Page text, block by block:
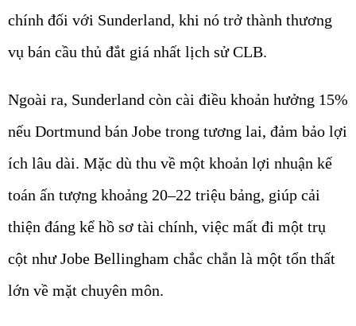
chính đối với Sunderland, khi nó trở thành thương
vụ bán cầu thủ đắt giá nhất lịch sử CLB.
Ngoài ra, Sunderland còn cài điều khoản hưởng 15%
nếu Dortmund bán Jobe trong tương lai, đảm bảo lợi
ích lâu dài. Mặc dù thu về một khoản lợi nhuận kế
toán ấn tượng khoảng 20–22 triệu bảng, giúp cải
thiện đáng kể hồ sơ tài chính, việc mất đi một trụ
cột như Jobe Bellingham chắc chắn là một tổn thất
lớn về mặt chuyên môn.